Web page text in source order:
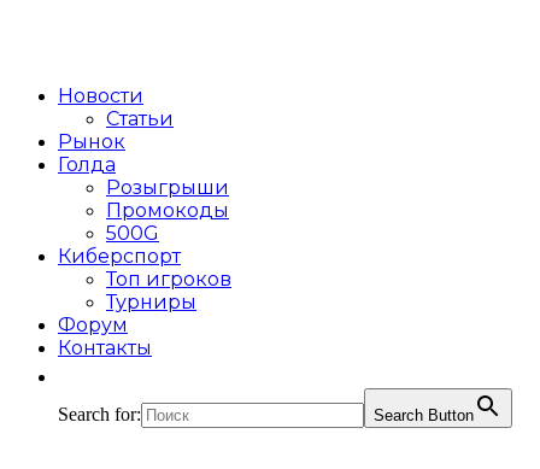
Новости
Статьи
Рынок
Голда
Розыгрыши
Промокоды
500G
Киберспорт
Топ игроков
Турниры
Форум
Контакты
Search for: Search Button